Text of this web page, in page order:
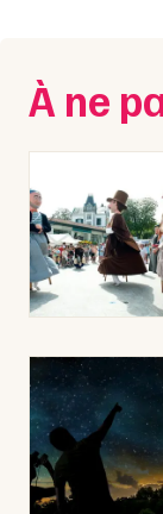
Concerts
Sports
Soirées
Sorties
Sorties &
Dîner
Dîner
Nice
Paris
Strasbourg
Toulouse
Toutes les
À ne